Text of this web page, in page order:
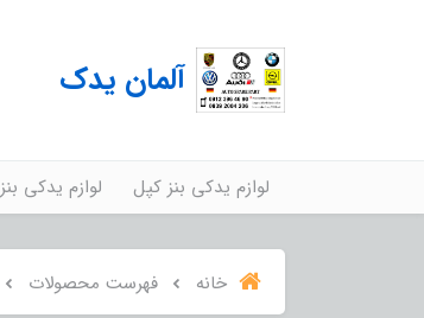
آلمان یدک
لوازم یدکی بنز کپل لوازم یدکی بنز 230
خانه فهرست محصولات